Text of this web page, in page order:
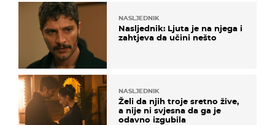
NASLJEDNIK
Nasljednik: Ljuta je na njega i
zahtjeva da učini nešto
NASLJEDNIK
Želi da njih troje sretno žive,
a nije ni svjesna da ga je
odavno izgubila